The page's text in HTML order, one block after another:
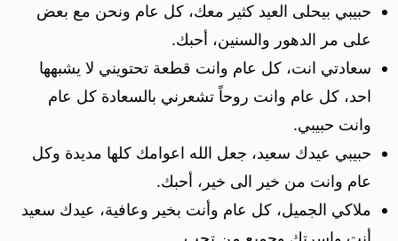
حبيبي بيحلى العيد كثير معك، كل عام ونحن مع بعض
على مر الدهور والسنين، أحبك.
سعادتي انت، كل عام وانت قطعة تحتويني لا يشبهها
احد، كل عام وانت روحاً تشعرني بالسعادة كل عام
وانت حبيبي.
حبيبي عيدك سعيد، جعل الله اعوامك كلها مديدة وكل
عام وانت من خير الى خير، أحبك.
ملاكي الجميل، كل عام وأنت بخير وعافية، عيدك سعيد